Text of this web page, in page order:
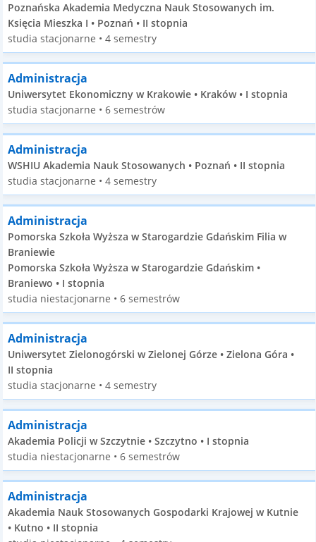
Poznańska Akademia Medyczna Nauk Stosowanych im.
Księcia Mieszka I • Poznań • II stopnia
studia stacjonarne • 4 semestry
Administracja
Uniwersytet Ekonomiczny w Krakowie • Kraków • I stopnia
studia stacjonarne • 6 semestrów
Administracja
WSHIU Akademia Nauk Stosowanych • Poznań • II stopnia
studia stacjonarne • 4 semestry
Administracja
Pomorska Szkoła Wyższa w Starogardzie Gdańskim Filia w
Braniewie
Pomorska Szkoła Wyższa w Starogardzie Gdańskim •
Braniewo • I stopnia
studia niestacjonarne • 6 semestrów
Administracja
Uniwersytet Zielonogórski w Zielonej Górze • Zielona Góra •
II stopnia
studia stacjonarne • 4 semestry
Administracja
Akademia Policji w Szczytnie • Szczytno • I stopnia
studia niestacjonarne • 6 semestrów
Administracja
Akademia Nauk Stosowanych Gospodarki Krajowej w Kutnie
• Kutno • II stopnia